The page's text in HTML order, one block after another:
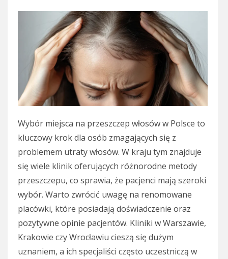
Wybór miejsca na przeszczep włosów w Polsce to
kluczowy krok dla osób zmagających się z
problemem utraty włosów. W kraju tym znajduje
się wiele klinik oferujących różnorodne metody
przeszczepu, co sprawia, że pacjenci mają szeroki
wybór. Warto zwrócić uwagę na renomowane
placówki, które posiadają doświadczenie oraz
pozytywne opinie pacjentów. Kliniki w Warszawie,
Krakowie czy Wrocławiu cieszą się dużym
uznaniem, a ich specjaliści często uczestniczą w